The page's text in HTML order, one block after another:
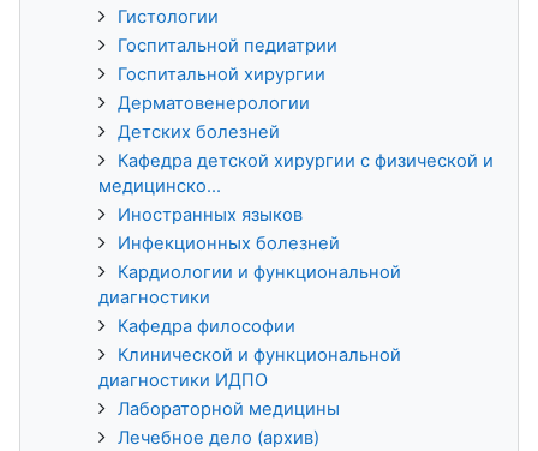
Гистологии
Госпитальной педиатрии
Госпитальной хирургии
Дерматовенерологии
Детских болезней
Кафедра детской хирургии с физической и
медицинско...
Иностранных языков
Инфекционных болезней
Кардиологии и функциональной
диагностики
Кафедра философии
Клинической и функциональной
диагностики ИДПО
Лабораторной медицины
Лечебное дело (архив)